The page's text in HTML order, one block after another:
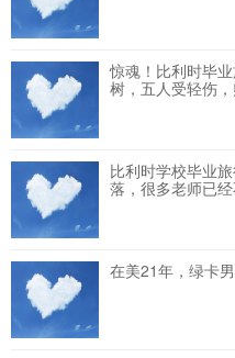
惊魂！比利时毕
树，五人受轻伤
比利时学校毕业
落，很多老师已
在美21年，绿卡